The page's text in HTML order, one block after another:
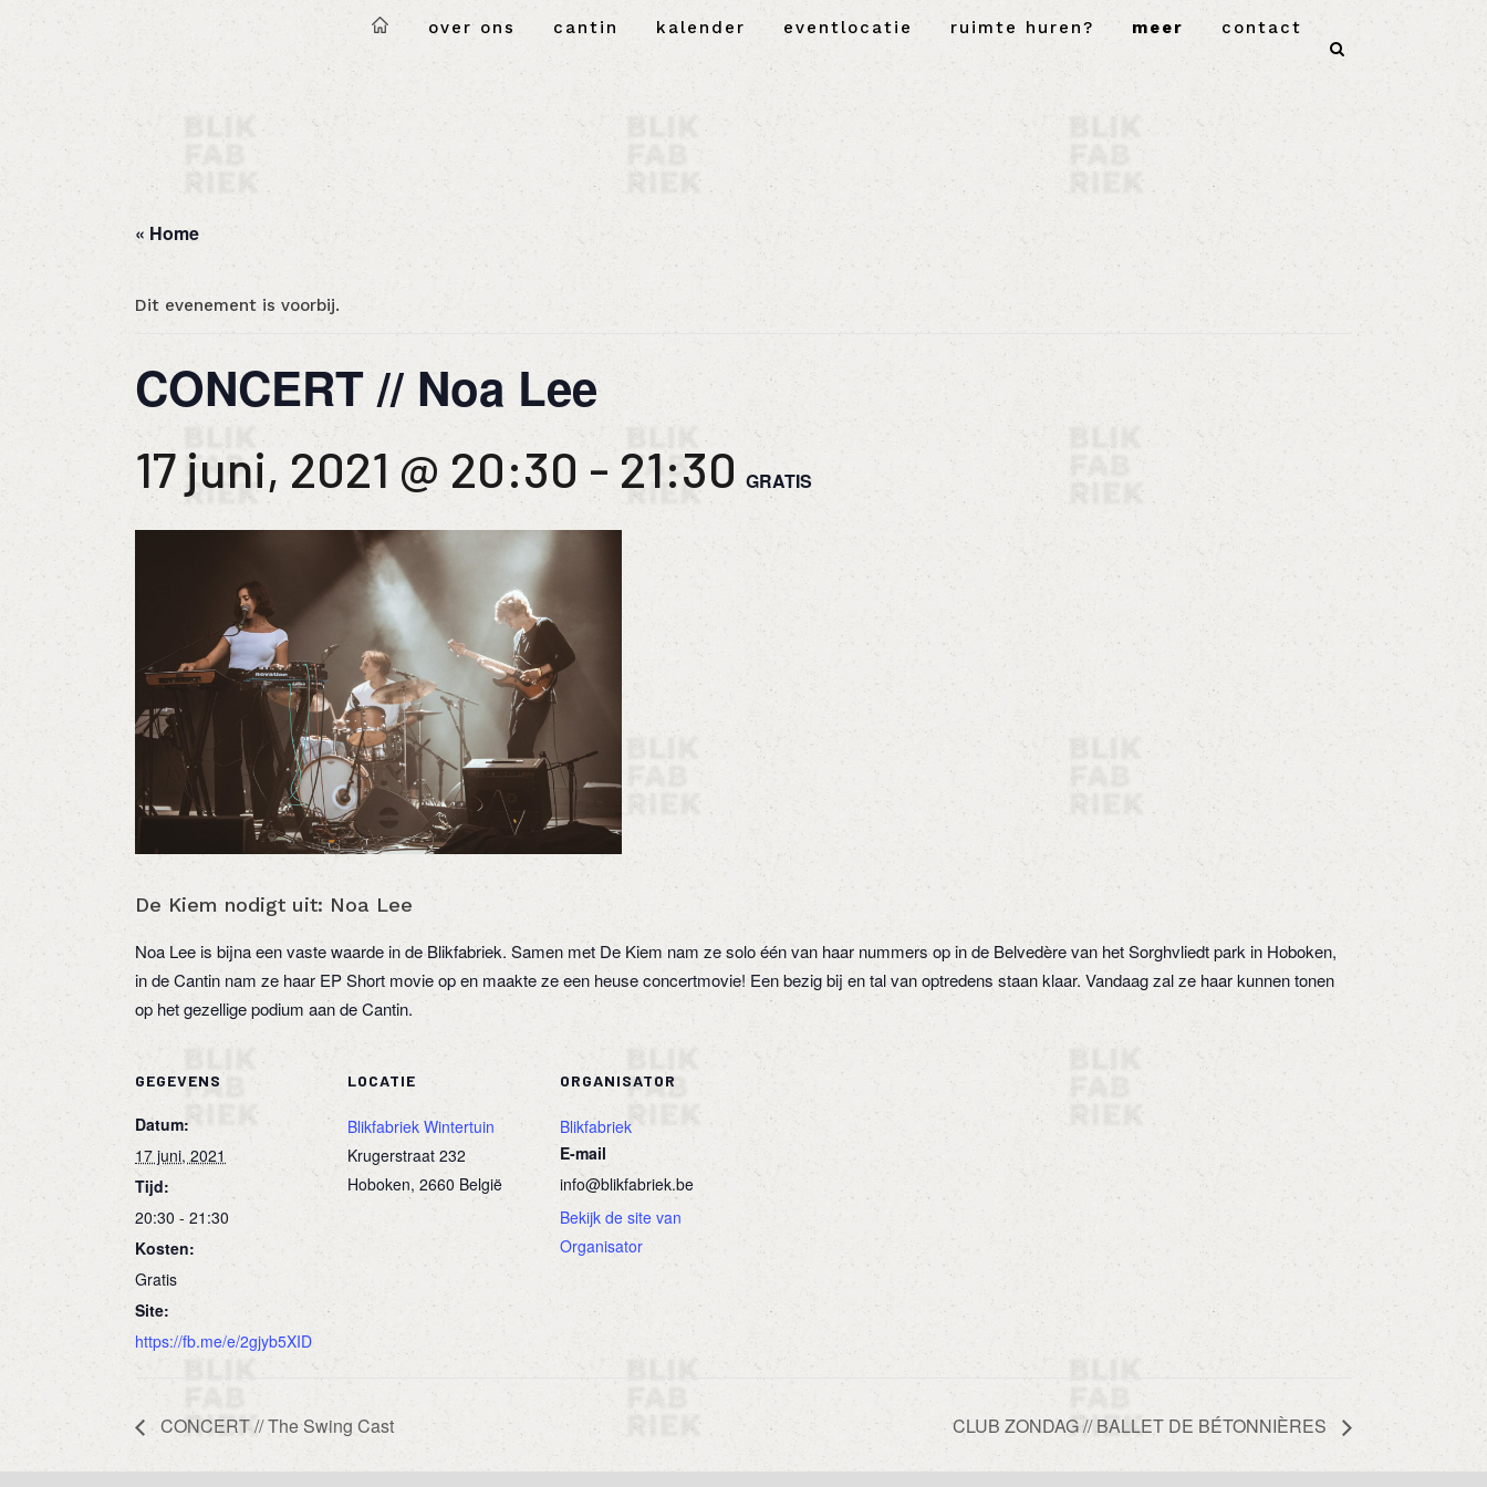
over ons cantin kalender eventlocatie ruimte huren? meer contact
« Home
Dit evenement is voorbij.
CONCERT // Noa Lee
17 juni, 2021 @ 20:30 - 21:30 GRATIS
De Kiem nodigt uit: Noa Lee
Noa Lee is bijna een vaste waarde in de Blikfabriek. Samen met De Kiem nam ze solo één van haar nummers op in de Belvedère van het Sorghvliedt park in Hoboken,
in de Cantin nam ze haar EP Short movie op en maakte ze een heuse concertmovie! Een bezig bij en tal van optredens staan klaar. Vandaag zal ze haar kunnen tonen
op het gezellige podium aan de Cantin.
GEGEVENS
Datum:
17 juni, 2021
Tijd:
20:30 - 21:30
Kosten:
Gratis
Site:
https://fb.me/e/2gjyb5XID
LOCATIE
Blikfabriek Wintertuin
Krugerstraat 232
Hoboken, 2660 België
ORGANISATOR
Blikfabriek
E-mail
info@blikfabriek.be
Bekijk de site van
Organisator
CONCERT // The Swing Cast CLUB ZONDAG // BALLET DE BÉTONNIÈRES